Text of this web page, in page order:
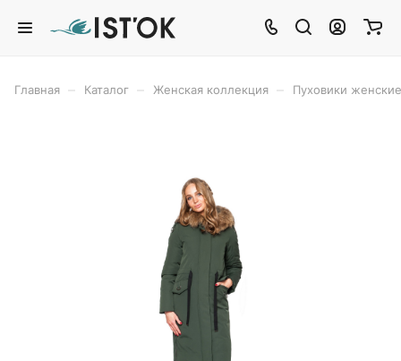
Главная Каталог Женская коллекция Пуховики женские